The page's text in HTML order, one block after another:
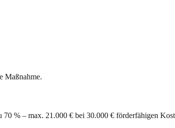
Maßnahme.
% – max. 21.000 € bei 30.000 € förderfähigen